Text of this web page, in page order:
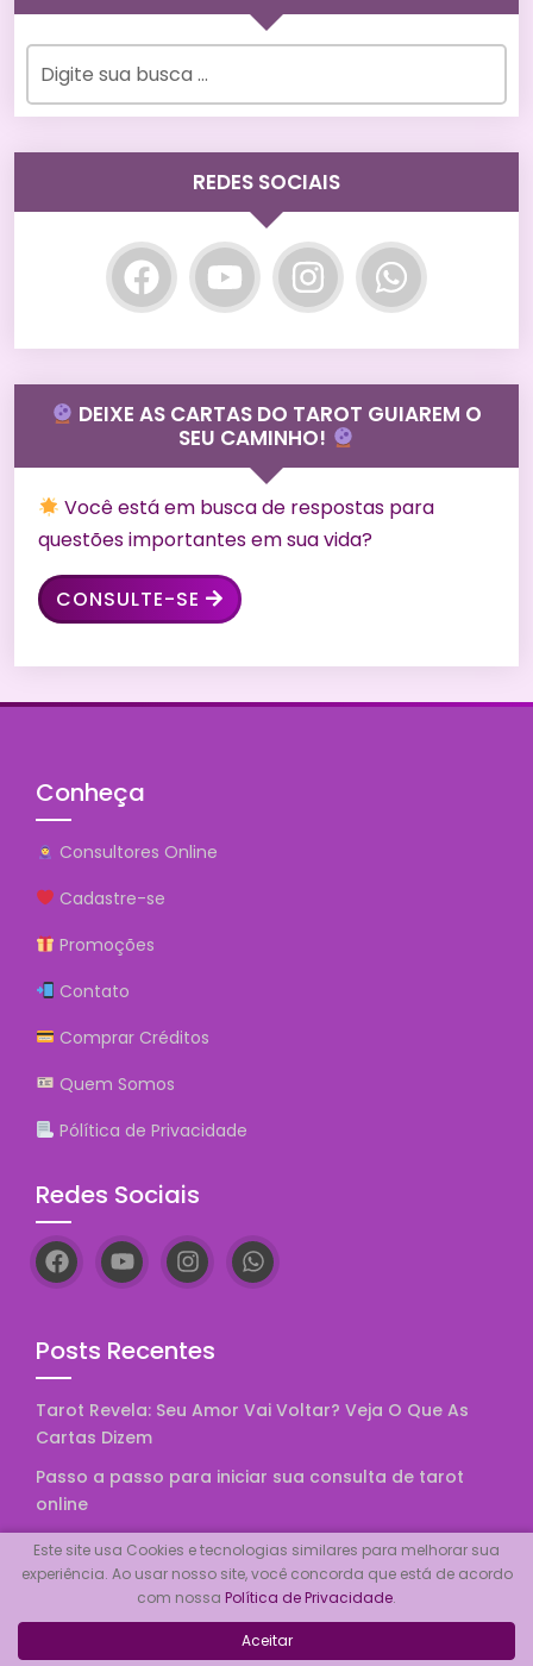
REDES SOCIAIS
DEIXE AS CARTAS DO TAROT GUIAREM O
SEU CAMINHO!
Você está em busca de respostas para
questões importantes em sua vida?
CONSULTE-SE
Conheça
Consultores Online
Cadastre-se
Promoções
Contato
Comprar Créditos
Quem Somos
Pólítica de Privacidade
Redes Sociais
Posts Recentes
Tarot Revela: Seu Amor Vai Voltar? Veja O Que As
Cartas Dizem
Passo a passo para iniciar sua consulta de tarot
online
Consulta no cartasdotarot.com.br: análise
completa 2026
Como escolher o melhor site para consulta de tarot
Este site usa Cookies e tecnologias similares para melhorar sua
experiência. Ao usar nosso site, você concorda que está de acordo
com nossa Política de Privacidade.
Aceitar